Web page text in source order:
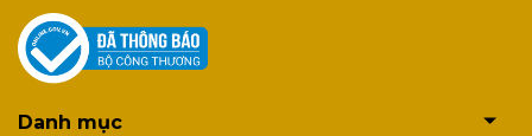
Danh mục